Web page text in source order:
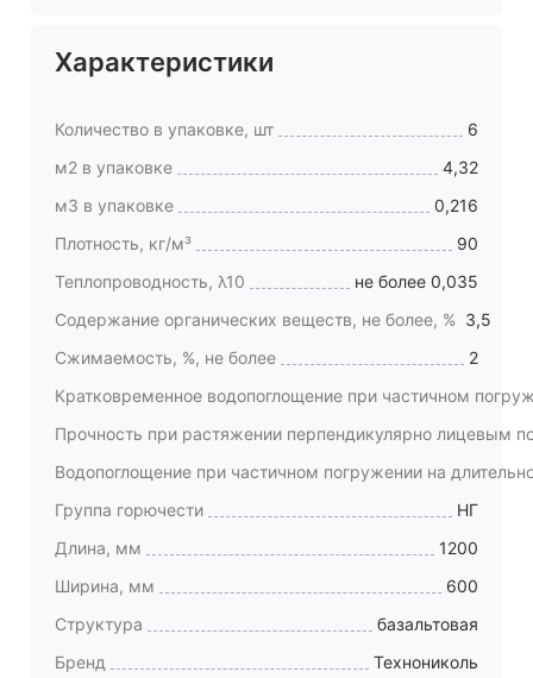
Характеристики
Количество в упаковке, шт
6
м2 в упаковке
4,32
м3 в упаковке
0,216
Плотность, кг/м³
90
Теплопроводность, λ10
не более 0,035
Содержание органических веществ, не более, % 3,5
Сжимаемость, %, не более
2
Кратковременное водопоглощение при частичном
Прочность при растяжении перпендикулярно лицевым
Водопоглощение при частичном погружении на
Группа горючести
НГ
Длина, мм
1200
Ширина, мм
600
Структура
базальтовая
Бренд
Технониколь